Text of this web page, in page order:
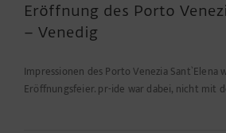
Eröffnung des Porto
– Venedig
Impressionen des Porto Venezia Sant`Elena
Eröffnungsfeier. pr-ide war dabei, nicht mit